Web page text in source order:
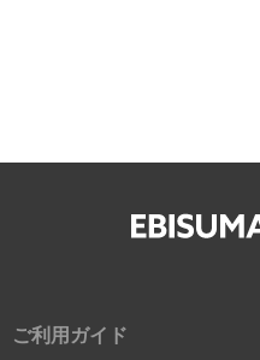
ご利用ガイド